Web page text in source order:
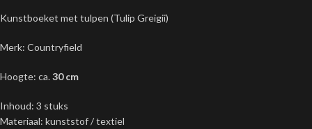
Kunstboeket met tulpen (Tulip Greigii)
Merk: Countryfield
Hoogte: ca.30 cm
Inhoud: 3 stuks
Materiaal: kunststof / textiel